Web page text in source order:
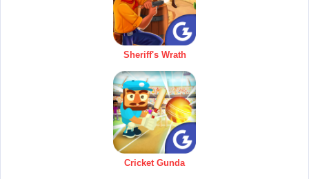
Sheriff's Wrath
Cricket Gunda